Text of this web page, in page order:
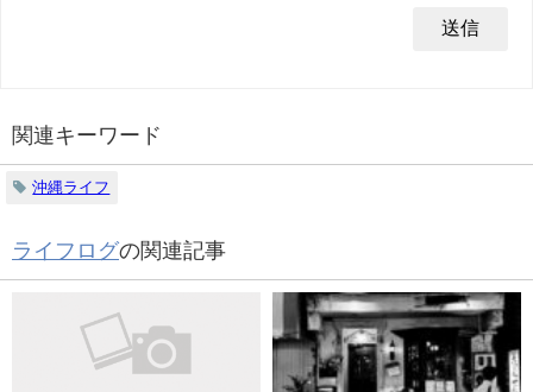
関連キーワード
沖縄ライフ
ライフログの関連記事